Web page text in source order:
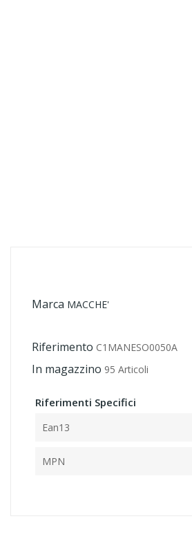
Marca MACCHE'
Riferimento C1MANESO0050A
In magazzino 95 Articoli
Riferimenti Specifici
Ean13
MPN